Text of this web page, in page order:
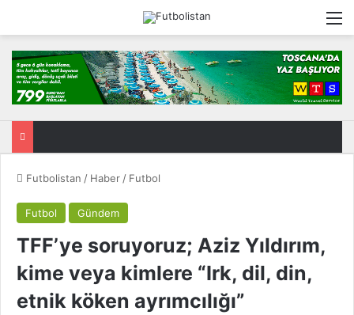
Futbolistan / Haber / Futbol
Futbol Gündem
TFF’ye soruyoruz; Aziz Yıldırım,
kime veya kimlere “Irk, dil, din,
etnik köken ayrımcılığı”